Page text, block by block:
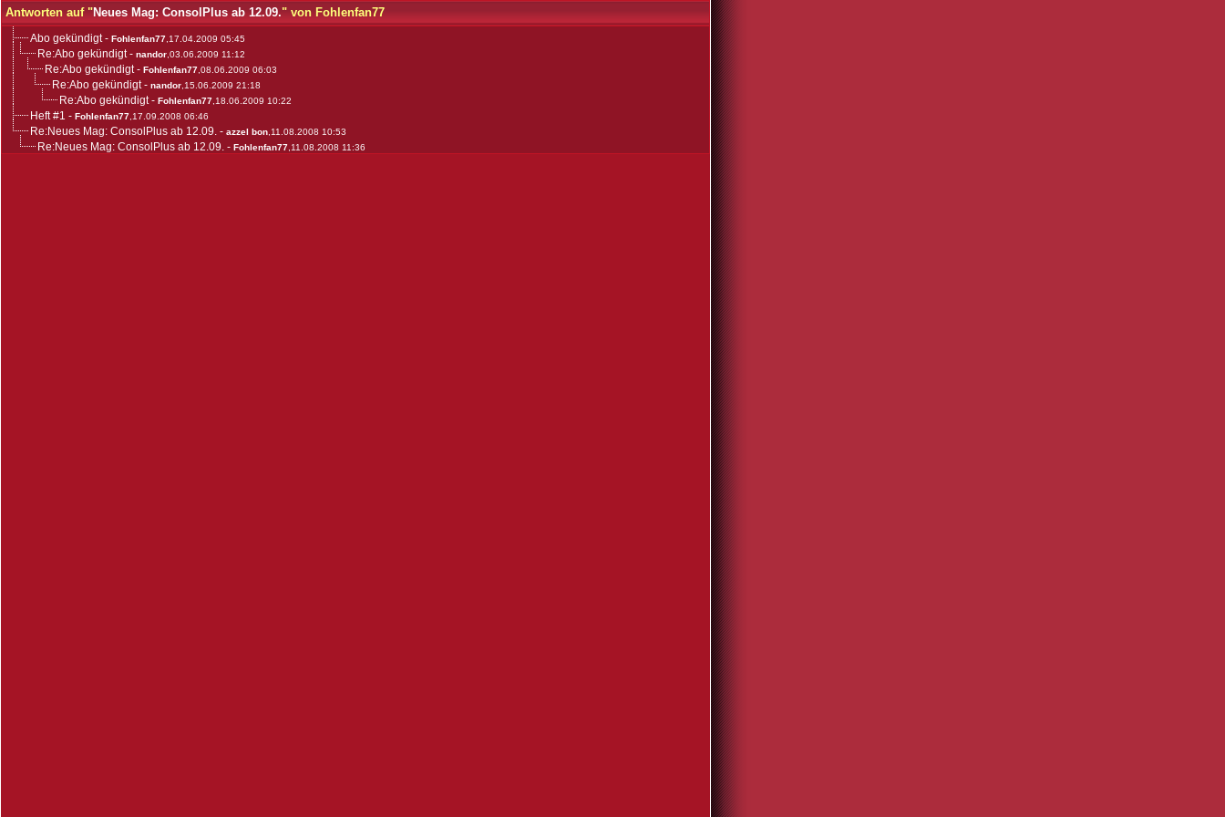
Antworten auf "Neues Mag: ConsolPlus ab 12.09." von Fohlenfan77
Abo gekündigt- Fohlenfan77 ,17.04.2009 05:45
Re:Abo gekündigt- nandor ,03.06.2009 11:12
Re:Abo gekündigt- Fohlenfan77 ,08.06.2009 06:03
Re:Abo gekündigt- nandor ,15.06.2009 21:18
Re:Abo gekündigt- Fohlenfan77 ,18.06.2009 10:22
Heft #1 - Fohlenfan77 ,17.09.2008 06:46
Re:Neues Mag: ConsolPlus ab 12.09. - azzel bon ,11.08.2008 10:53
Re:Neues Mag: ConsolPlus ab 12.09. - Fohlenfan77 ,11.08.2008 11:36